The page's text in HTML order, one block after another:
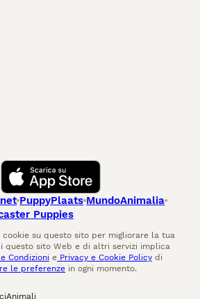
PuppyPlaats MundoAnimalia
Puppies
su questo sito per migliorare la tua
questo sito Web e di altri servizi implica
Condizioni e Privacy e Cookie Policy di
le preferenze in ogni momento.